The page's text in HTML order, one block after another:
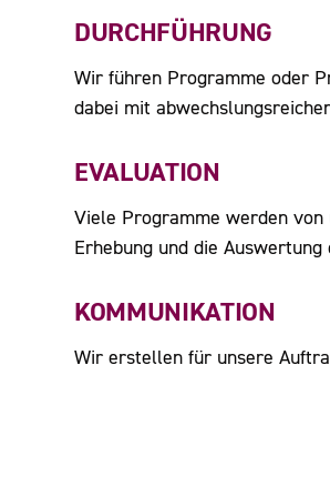
DURCHFÜHRUNG
Wir führen Programme oder
dabei mit
EVALUATION
Viele Programme werden
Erhebung und die Auswertung
KOMMUNIKATION
Wir erstellen für unsere